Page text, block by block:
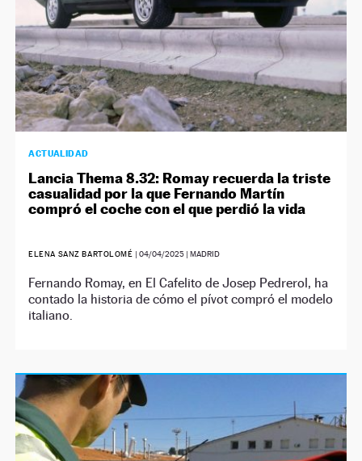
ACTUALIDAD
Lancia Thema 8.32: Romay recuerda la triste
casualidad por la que Fernando Martín
compró el coche con el que perdió la vida
ELENA SANZ BARTOLOMÉ |04/04/2025 | MADRID
Fernando Romay, en El Cafelito de Josep Pedrerol, ha
contado la historia de cómo el pívot compró el modelo
italiano.